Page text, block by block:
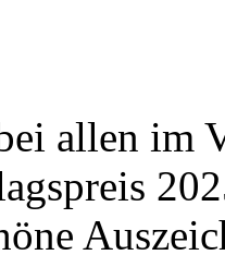
allen im